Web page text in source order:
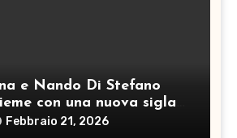
e Nando Di Stefano
con una nuova sigla
un guaio tira l’altro”
Febbraio 21, 2026